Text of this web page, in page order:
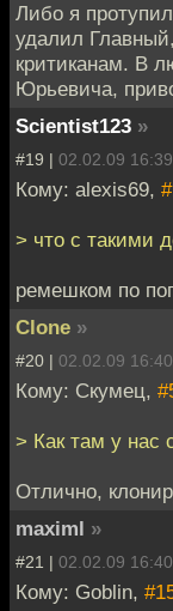
Либо я
удалил
критиканам. В
Юрьевича,
Scientist123 »
#19 | 02.02.09 16:39
Кому: alexis69,
> что с такими
ремешком по
Clone »
#20 | 02.02.09 16:40
Кому: Скумец,
> Как там у нас
Отлично,
maximl »
#21 | 02.02.09 16:40
Кому: Goblin,